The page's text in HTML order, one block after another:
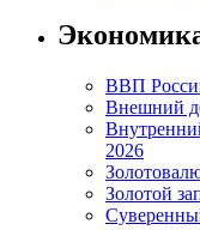
ВВП
Внешний
2026
Золотой